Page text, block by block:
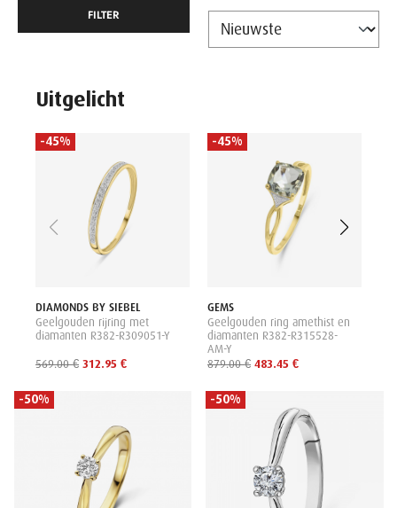
FILTER
Uitgelicht
-45%
DIAMONDS BY SIEBEL
Geelgouden rijring met
diamanten R382-R309051-Y
569.00 € 312.95 €
-45%
GEMS
Geelgouden ring amethist en
diamanten R382-R315528-
AM-Y
879.00 € 483.45 €
-50% -50%